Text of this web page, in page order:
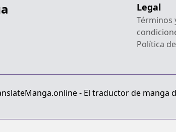
Legal
Términos
Política
- El traductor de manga